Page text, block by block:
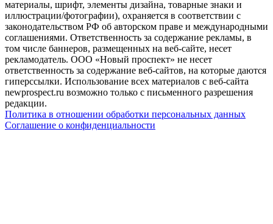
материалы, шрифт, элементы дизайна, товарные знаки и
иллюстрации/фотографии), охраняется в соответствии с
законодательством РФ об авторском праве и международными
соглашениями. Ответственность за содержание рекламы, в
том числе баннеров, размещенных на веб-сайте, несет
рекламодатель. ООО «Новый проспект» не несет
ответственность за содержание веб-сайтов, на которые даются
гиперссылки. Использование всех материалов с веб-сайта
newprospect.ru возможно только с письменного разрешения
редакции.
Политика в отношении обработки персональных данных
Соглашение о конфиденциальности